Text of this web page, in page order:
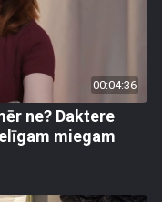
00:04:36
ne? Daktere
miegam